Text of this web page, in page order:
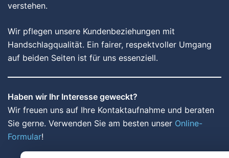
verstehen.
Wir pflegen unsere Kundenbeziehungen mit
Handschlagqualität. Ein fairer, respektvoller Umgang
auf beiden Seiten ist für uns essenziell.
Haben wir Ihr Interesse geweckt?
Wir freuen uns auf Ihre Kontaktaufnahme und beraten
Sie gerne. Verwenden Sie am besten unser Online-
Formular!